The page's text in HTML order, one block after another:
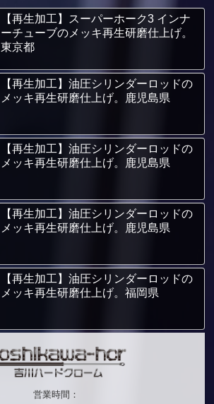
【再生加工】スーパーホーク3 インナ
ーチューブのメッキ再生研磨仕上げ。
東京都
【再生加工】油圧シリンダーロッドの
メッキ再生研磨仕上げ。鹿児島県
【再生加工】油圧シリンダーロッドの
メッキ再生研磨仕上げ。鹿児島県
【再生加工】油圧シリンダーロッドの
メッキ再生研磨仕上げ。鹿児島県
【再生加工】油圧シリンダーロッドの
メッキ再生研磨仕上げ。福岡県
営業時間：